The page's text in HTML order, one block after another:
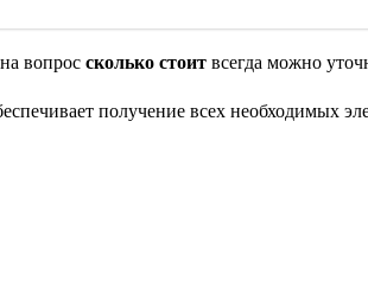
вопроссколько стоитвсегда можно
получение всех необходимых